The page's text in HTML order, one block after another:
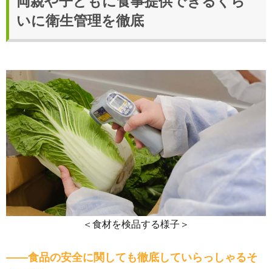
いに衛生管理を徹底
＜食材を検品する様子＞
――食品の安全に関しても徹底していらっしゃるそ